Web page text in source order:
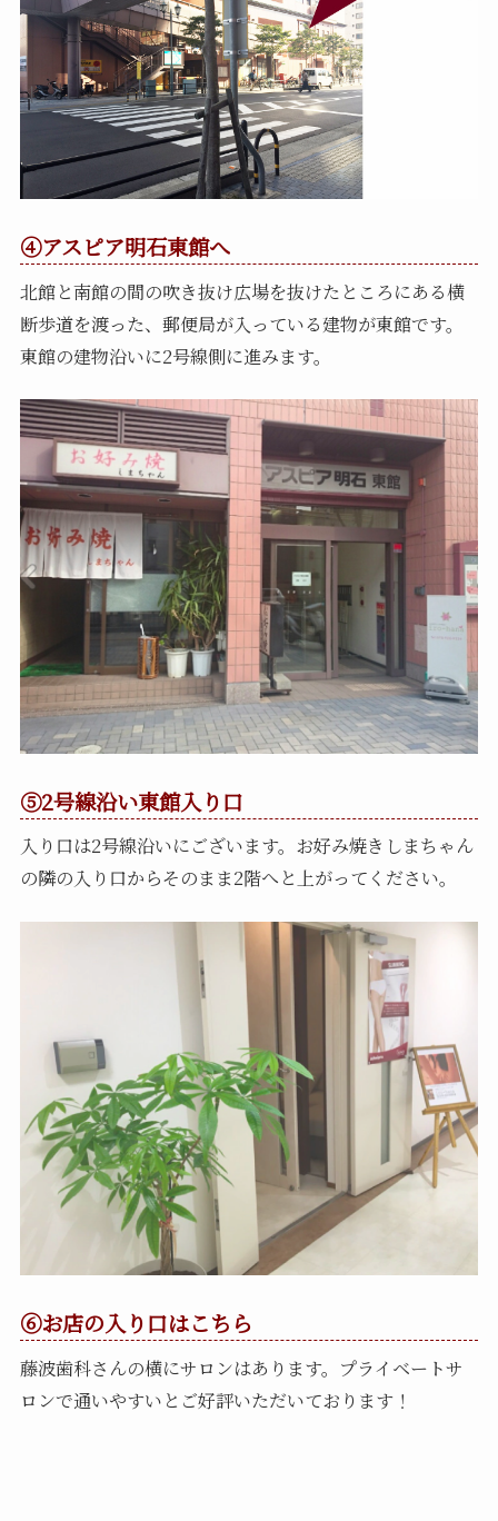
④アスピア明石東館へ
北館と南館の間の吹き抜け広場を抜けたところにある横
断歩道を渡った、郵便局が入っている建物が東館です。
東館の建物沿いに2号線側に進みます。
⑤2号線沿い東館入り口
入り口は2号線沿いにございます。お好み焼きしまちゃん
の隣の入り口からそのまま2階へと上がってください。
⑥お店の入り口はこちら
藤波歯科さんの横にサロンはあります。プライベートサ
ロンで通いやすいとご好評いただいております！